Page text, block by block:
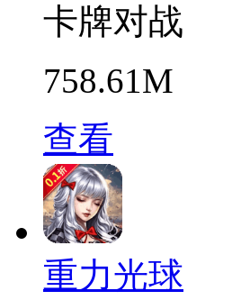
卡牌对战
758.61M
查看
重力光球